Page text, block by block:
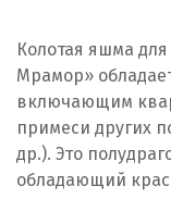
Колотая яшма
Мрамор»
включающим
примеси других
др.). Это
обладающий